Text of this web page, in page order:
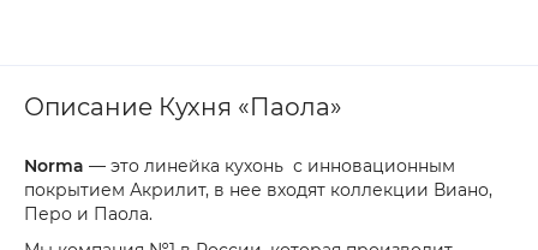
Описание Кухня «Паола»
Norma — это линейка кухонь с инновационным
покрытием Акрилит, в нее входят коллекции Виано,
Перо и Паола.